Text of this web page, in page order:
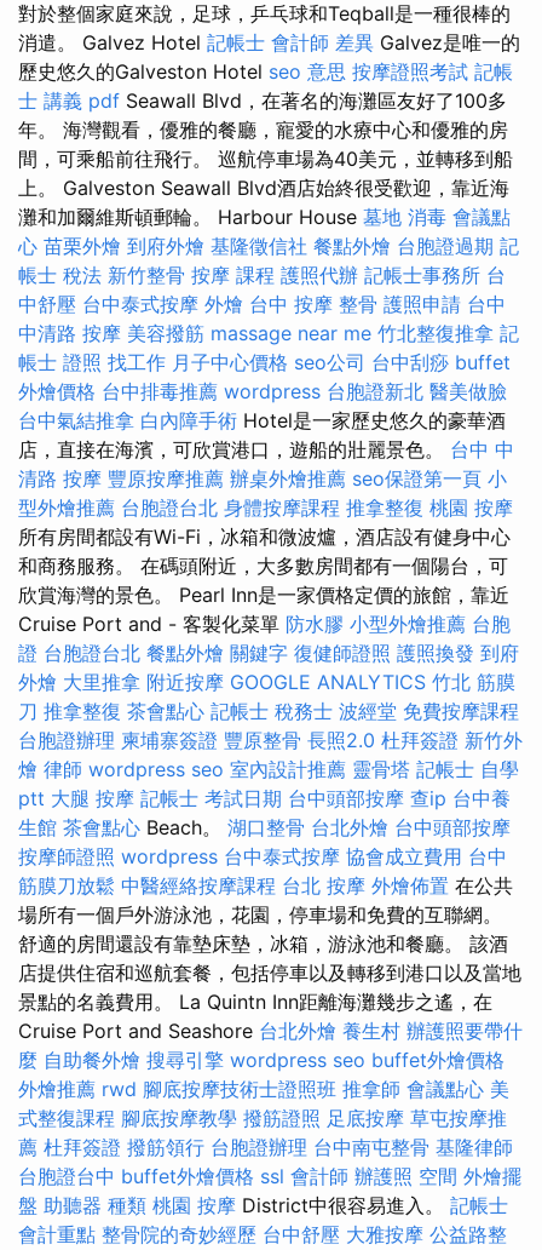
對於整個家庭來說，足球，乒乓球和Teqball是一種很棒的
消遣。 Galvez Hotel 記帳士 會計師 差異 Galvez是唯一的
歷史悠久的Galveston Hotel seo 意思 按摩證照考試 記帳
士 講義 pdf Seawall Blvd，在著名的海灘區友好了100多
年。 海灣觀看，優雅的餐廳，寵愛的水療中心和優雅的房
間，可乘船前往飛行。 巡航停車場為40美元，並轉移到船
上。 Galveston Seawall Blvd酒店始終很受歡迎，靠近海
灘和加爾維斯頓郵輪。 Harbour House 墓地 消毒 會議點
心 苗栗外燴 到府外燴 基隆徵信社 餐點外燴 台胞證過期 記
帳士 稅法 新竹整骨 按摩 課程 護照代辦 記帳士事務所 台
中舒壓 台中泰式按摩 外燴 台中 按摩 整骨 護照申請 台中
中清路 按摩 美容撥筋 massage near me 竹北整復推拿 記
帳士 證照 找工作 月子中心價格 seo公司 台中刮痧 buffet
外燴價格 台中排毒推薦 wordpress 台胞證新北 醫美做臉
台中氣結推拿 白內障手術 Hotel是一家歷史悠久的豪華酒
店，直接在海濱，可欣賞港口，遊船的壯麗景色。 台中 中
清路 按摩 豐原按摩推薦 辦桌外燴推薦 seo保證第一頁 小
型外燴推薦 台胞證台北 身體按摩課程 推拿整復 桃園 按摩
所有房間都設有Wi-Fi，冰箱和微波爐，酒店設有健身中心
和商務服務。 在碼頭附近，大多數房間都有一個陽台，可
欣賞海灣的景色。 Pearl Inn是一家價格定價的旅館，靠近
Cruise Port and - 客製化菜單 防水膠 小型外燴推薦 台胞
證 台胞證台北 餐點外燴 關鍵字 復健師證照 護照換發 到府
外燴 大里推拿 附近按摩 GOOGLE ANALYTICS 竹北 筋膜
刀 推拿整復 茶會點心 記帳士 稅務士 波經堂 免費按摩課程
台胞證辦理 柬埔寨簽證 豐原整骨 長照2.0 杜拜簽證 新竹外
燴 律師 wordpress seo 室內設計推薦 靈骨塔 記帳士 自學
ptt 大腿 按摩 記帳士 考試日期 台中頭部按摩 查ip 台中養
生館 茶會點心 Beach。 湖口整骨 台北外燴 台中頭部按摩
按摩師證照 wordpress 台中泰式按摩 協會成立費用 台中
筋膜刀放鬆 中醫經絡按摩課程 台北 按摩 外燴佈置 在公共
場所有一個戶外游泳池，花園，停車場和免費的互聯網。
舒適的房間還設有靠墊床墊，冰箱，游泳池和餐廳。 該酒
店提供住宿和巡航套餐，包括停車以及轉移到港口以及當地
景點的名義費用。 La Quintn Inn距離海灘幾步之遙，在
Cruise Port and Seashore 台北外燴 養生村 辦護照要帶什
麼 自助餐外燴 搜尋引擎 wordpress seo buffet外燴價格
外燴推薦 rwd 腳底按摩技術士證照班 推拿師 會議點心 美
式整復課程 腳底按摩教學 撥筋證照 足底按摩 草屯按摩推
薦 杜拜簽證 撥筋領行 台胞證辦理 台中南屯整骨 基隆律師
台胞證台中 buffet外燴價格 ssl 會計師 辦護照 空間 外燴擺
盤 助聽器 種類 桃園 按摩 District中很容易進入。 記帳士
會計重點 整骨院的奇妙經歷 台中舒壓 大雅按摩 公益路整